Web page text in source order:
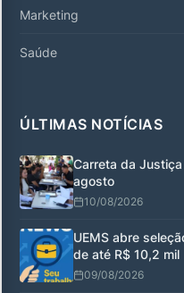
Marketing
Saúde
ÚLTIMAS NOTÍCIAS
Carreta da
agosto
10/08/2026
UEMS abre
de até R$ 10,2 mil
09/08/2026